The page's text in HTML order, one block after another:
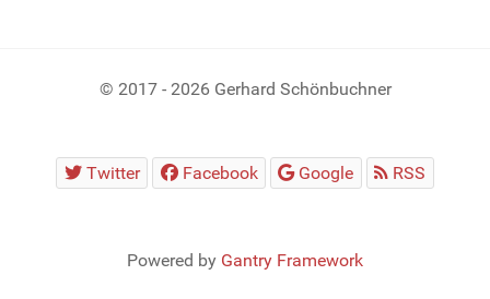
© 2017 - 2026 Gerhard Schönbuchner
Twitter Facebook Google RSS
Powered by Gantry Framework